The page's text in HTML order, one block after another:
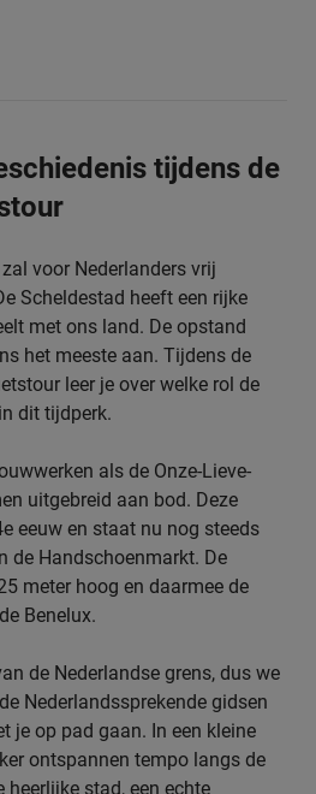
tijdens de
voor Nederlanders vrij
Scheldestad heeft een rijke
met ons land. De opstand
het meeste aan. Tijdens de
leer je over welke rol de
dit tijdperk.
als de Onze-Lieve-
uitgebreid aan bod. Deze
eeuw en staat nu nog steeds
de Handschoenmarkt. De
meter hoog en daarmee de
Benelux.
de Nederlandse grens, dus we
Nederlandssprekende gidsen
je op pad gaan. In een kleine
ontspannen tempo langs de
stad, een echte